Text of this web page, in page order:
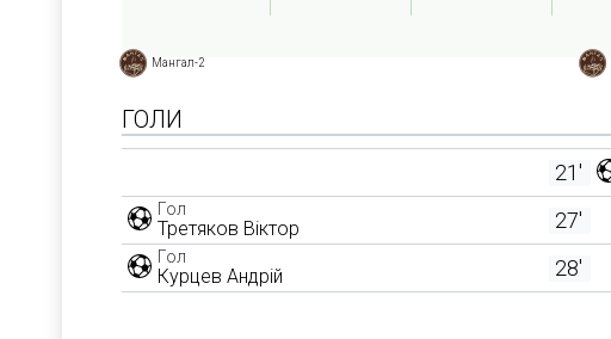
Мангал-2
ГОЛИ
21'
Гол
Третяков Віктор 27'
Гол
Курцев Андрій 28'